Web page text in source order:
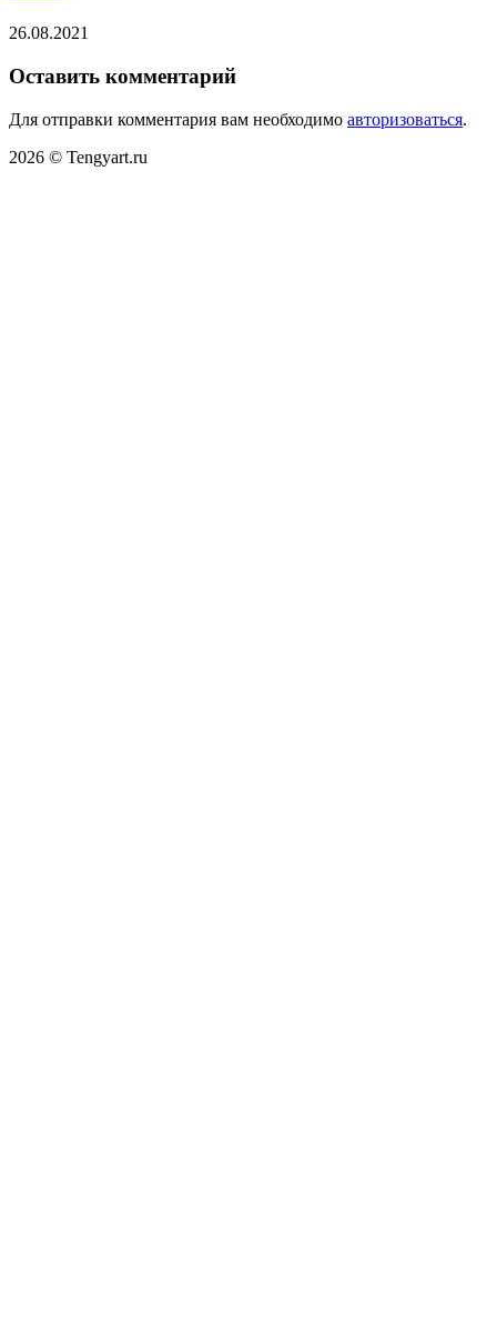
26.08.2021
Оставить комментарий
Для отправки комментария вам необходимо авторизоваться.
2026 © Tengyart.ru